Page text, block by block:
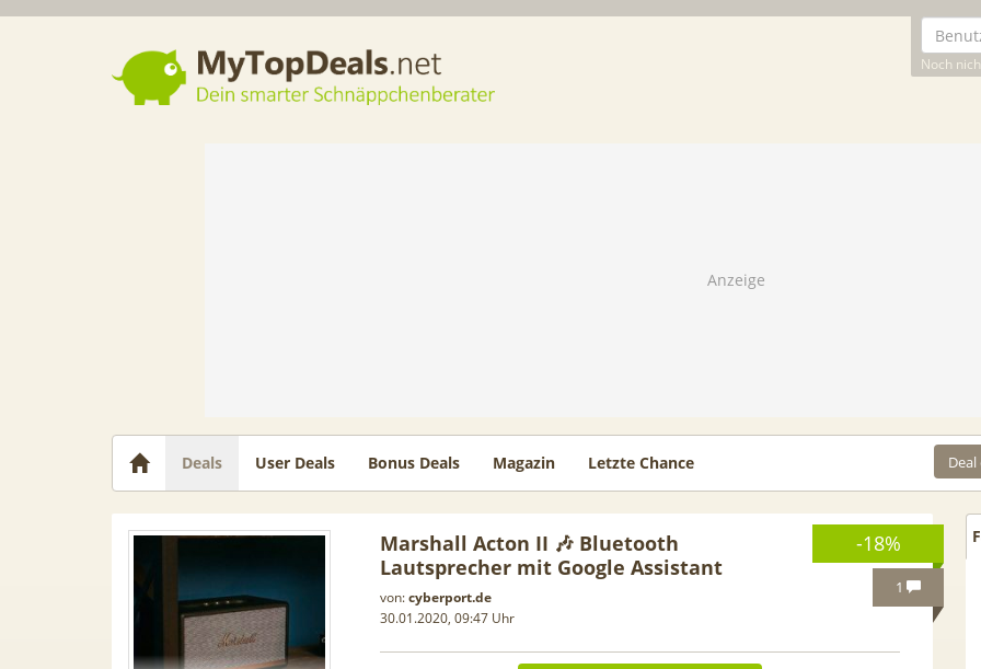
Noch
Dein smarter Schnäppchenberater
Deals User Deals Bonus Deals Magazin Letzte Chance
-18%
1
Marshall Acton II 🎶 Bluetooth
Lautsprecher mit Google Assistant
von:cyberport.de
30.01.2020, 09:47 Uhr